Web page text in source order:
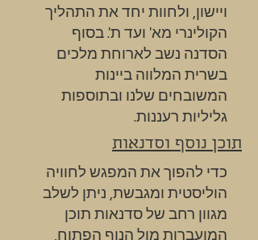
ויישון, ולחוות יחד את התהליך
הקולינרי מא' ועד ת'. בסוף
הסדנה נשב לארוחת מלכים
בשרית המלווה ביינות
המשובחים שלנו ובתוספות
גליליות רעננות.
תוכן נוסף וסדנאות
כדי להפוך את המפגש לחוויה
הוליסטית ומגבשת, ניתן לשלב
מגוון רחב של סדנאות תוכן
המועברות מול הנוף הפתוח,